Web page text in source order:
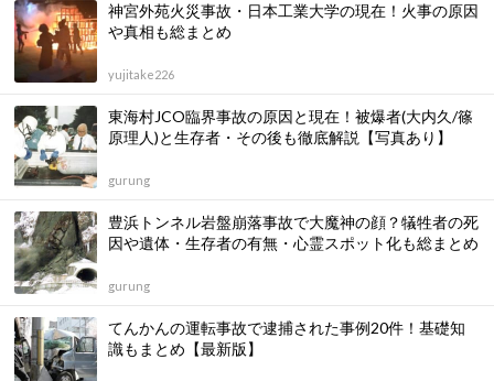
神宮外苑火災事故・日本工業大学の現在！火事の原因
や真相も総まとめ
yujitake226
東海村JCO臨界事故の原因と現在！被爆者(大内久/篠
原理人)と生存者・その後も徹底解説【写真あり】
gurung
豊浜トンネル岩盤崩落事故で大魔神の顔？犠牲者の死
因や遺体・生存者の有無・心霊スポット化も総まとめ
gurung
てんかんの運転事故で逮捕された事例20件！基礎知
識もまとめ【最新版】